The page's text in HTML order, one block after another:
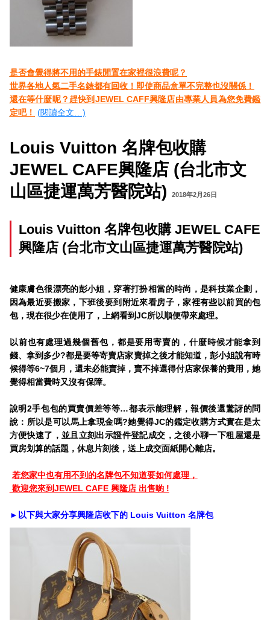
是否會覺得將不用的手錶閒置在家裡很浪費呢？
世界各地人氣二手名錶都有回收！即使商品盒單不完整也沒關係！
還在等什麼呢？趕快到JEWEL CAFF興隆店由專業人員為您免費鑑
定吧！ (閱讀全文…)
Louis Vuitton 名牌包收購
JEWEL CAFE興隆店 (台北市文
山區捷運萬芳醫院站)
2018年2月26日
Louis Vuitton 名牌包收購 JEWEL CAFE
興隆店 (台北市文山區捷運萬芳醫院站)
健康膚色很漂亮的彭小姐，穿著打扮相當的時尚，是科技業企劃，
因為最近要搬家，下班後要到附近來看房子，家裡有些以前買的包
包，現在很少在使用了，上網看到JC所以順便帶來處理。
以前也有處理過幾個舊包，都是要用寄賣的，什麼時候才能拿到
錢、拿到多少?都是要等寄賣店家賣掉之後才能知道，彭小姐說有時
候得等6~7個月，還未必能賣掉，賣不掉還得付店家保養的費用，她
覺得相當費時又沒有保障。
說明2手包包的買賣價差等等…都表示能理解，報價後還驚訝的問
說：所以是可以馬上拿現金嗎?她覺得JC的鑑定收購方式實在是太
方便快速了，並且立刻出示證件登記成交，之後小聊一下租屋還是
買房划算的話題，休息片刻後，送上成交面紙開心離店。
若您家中也有用不到的名牌包不知道要如何處理，
歡迎您來到JEWEL CAFE 興隆店 出售喲 !
►以下與大家分享興隆店收下的 Louis Vuitton 名牌包